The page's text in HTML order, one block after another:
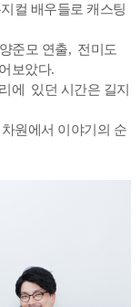
컬 배우들로 캐스팅
준모 연출, 전미도
보았다.
에 있던 시간은 길지
원에서 이야기의 순